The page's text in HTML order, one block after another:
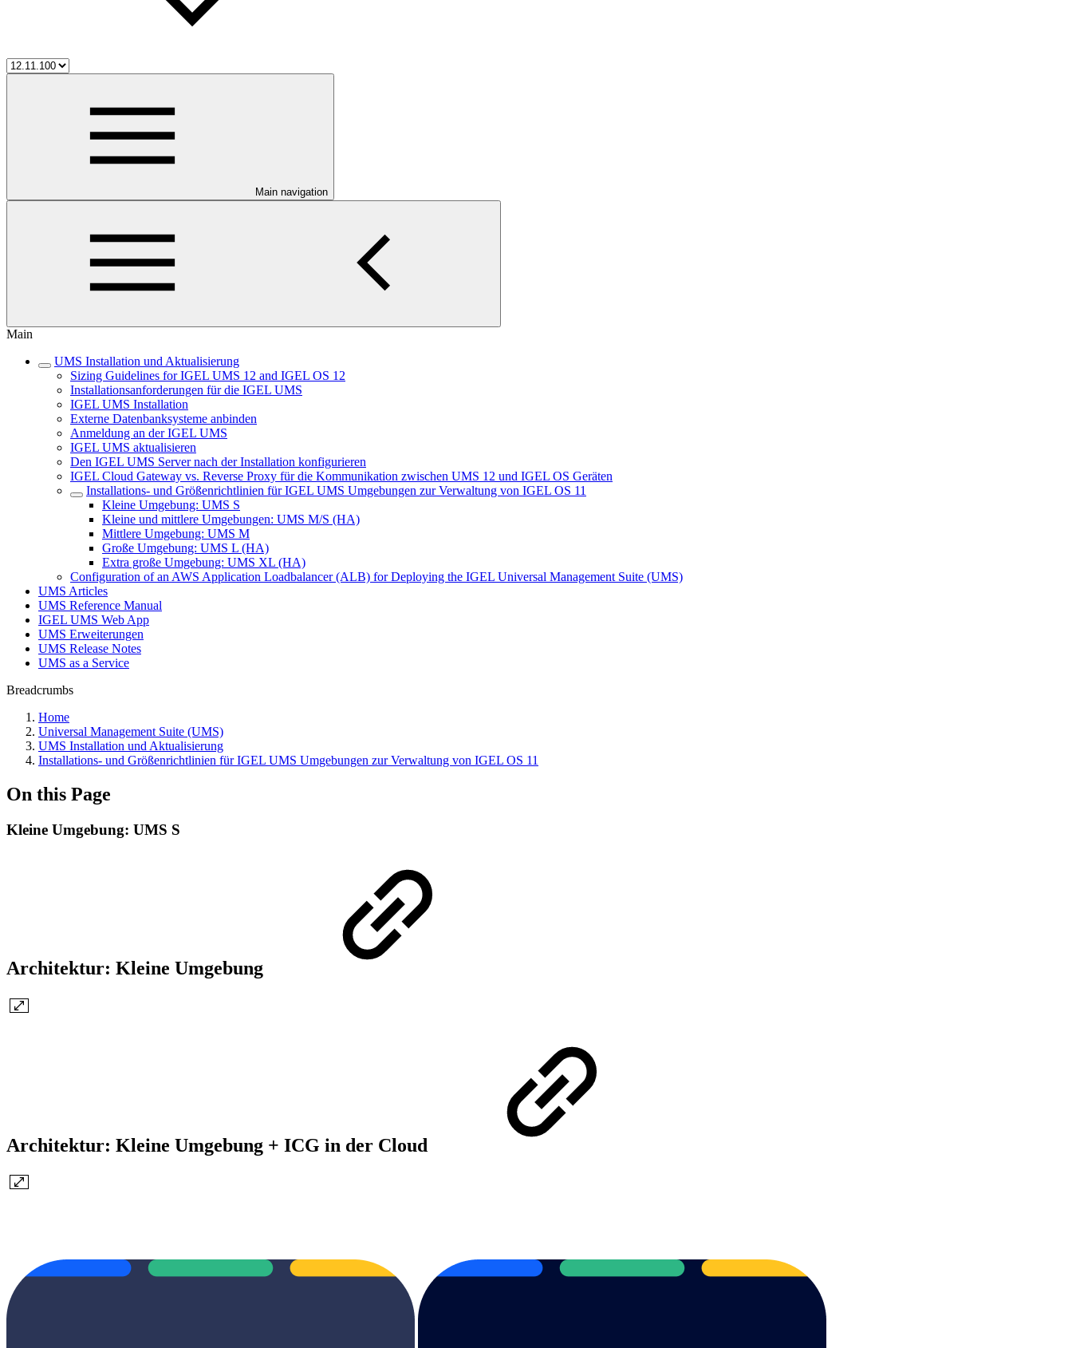
Main navigation
Main
UMS Installation und Aktualisierung
Sizing Guidelines for IGEL UMS 12 and IGEL OS 12
Installationsanforderungen für die IGEL UMS
IGEL UMS Installation
Externe Datenbanksysteme anbinden
Anmeldung an der IGEL UMS
IGEL UMS aktualisieren
Den IGEL UMS Server nach der Installation konfigurieren
IGEL Cloud Gateway vs. Reverse Proxy für die Kommunikation zwischen UMS 12 und IGEL OS Geräten
Installations- und Größenrichtlinien für IGEL UMS Umgebungen zur Verwaltung von IGEL OS 11
Kleine Umgebung: UMS S
Kleine und mittlere Umgebungen: UMS M/S (HA)
Mittlere Umgebung: UMS M
Große Umgebung: UMS L (HA)
Extra große Umgebung: UMS XL (HA)
Configuration of an AWS Application Loadbalancer (ALB) for Deploying the IGEL Universal Management Suite (UMS)
UMS Articles
UMS Reference Manual
IGEL UMS Web App
UMS Erweiterungen
UMS Release Notes
UMS as a Service
Breadcrumbs
Home
Universal Management Suite (UMS)
UMS Installation und Aktualisierung
Installations- und Größenrichtlinien für IGEL UMS Umgebungen zur Verwaltung von IGEL OS 11
On this Page
Kleine Umgebung: UMS S
Architektur: Kleine Umgebung
Architektur: Kleine Umgebung + ICG in der Cloud